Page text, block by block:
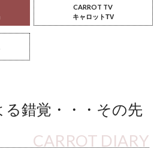
CARROT TV
キャロットTV
る錯覚・・・その先
CARROT DIARY